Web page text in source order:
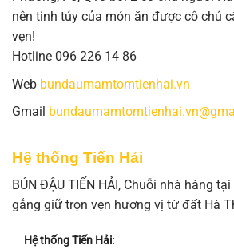
nên tinh túy của món ăn được cô chú
vẹn!
Hotline 096 226 14 86
Web bundaumamtomtienhai.vn
Gmail
Hệ thống Tiến Hải
BÚN ĐẬU TIẾN HẢI, Chuỗi nhà hàng
gắng giữ trọn vẹn hương vị từ đất Hà
Hệ thống Tiến Hải: